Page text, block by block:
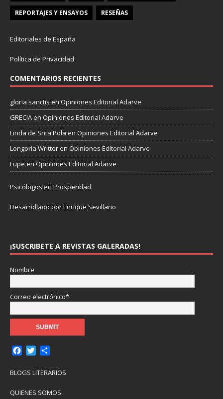
REPORTAJES Y ENSAYOS RESEÑAS
Editoriales de España
Política de Privacidad
COMENTARIOS RECIENTES
gloria sanctis en Opiniones Editorial Adarve
GRECIAen Opiniones Editorial Adarve
Linda de Snta Pola en Opiniones Editorial Adarve
Longoria Writteren Opiniones Editorial Adarve
Lupe en Opiniones Editorial Adarve
Psicólogos en Prosperidad
Desarrollado por Enrique Sevillano
¡SUSCRIBETE A REVISTAS GALERADAS!
Nombre
Correo electrónico*
c
b
T
i
t
m
a
BLOGS LITERARIOS
QUIENES SOMOS